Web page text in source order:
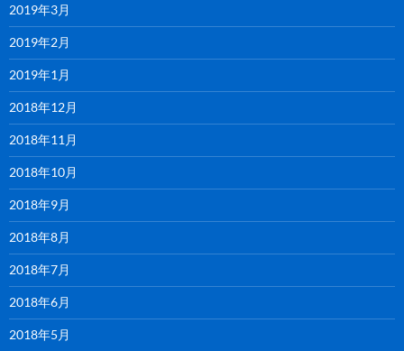
2019年3月
2019年2月
2019年1月
2018年12月
2018年11月
2018年10月
2018年9月
2018年8月
2018年7月
2018年6月
2018年5月